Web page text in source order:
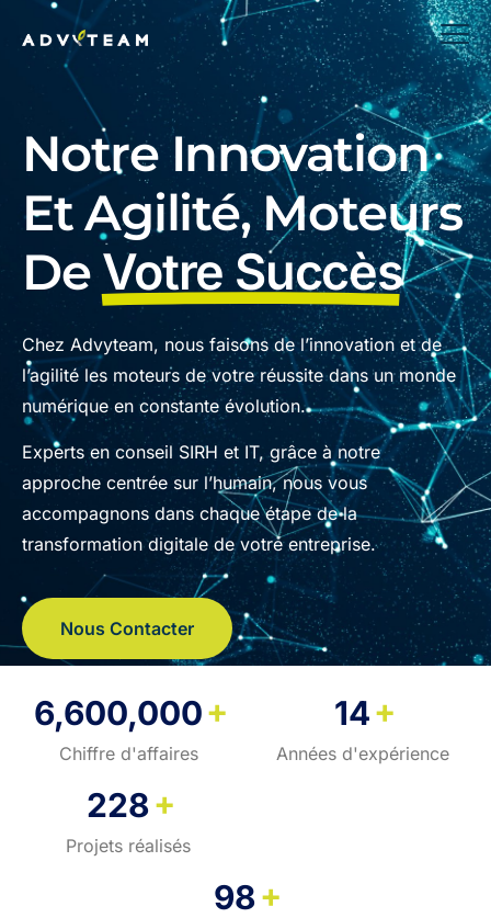
Notre Innovation
Et Agilité, Moteurs
De Votre Succès
Chez Advyteam, nous faisons de l’innovation et de
l’agilité les moteurs de votre réussite dans un monde
numérique en constante évolution.
Experts en conseil SIRH et IT, grâce à notre
approche centrée sur l’humain, nous vous
accompagnons dans chaque étape de la
transformation digitale de votre entreprise.
Nous Contacter
6,600,000+
Chiffre d'affaires
14+
Années d'expérience
228+
Projets réalisés
98+